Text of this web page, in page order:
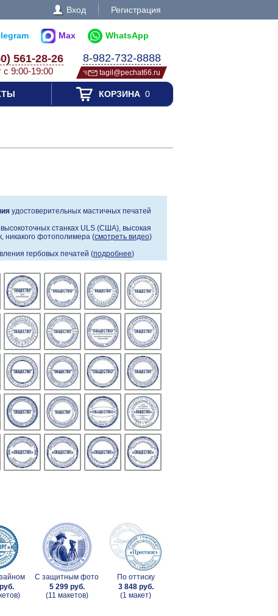
Вход Регистрация
Max WhatsApp
561-28-26
с 9:00-19:00
8-982-732-8888
tagil@pechat66.ru
КОРЗИНА0
удостоверительных мастичных печатей
станках ULS (США), высокая
никакого фотополимера (смотреть видео)
гербовых печатей (подробнее)
С защитным фото
5 299 руб.
(11 макетов)
По оттиску
3 848 руб.
(1 макет)